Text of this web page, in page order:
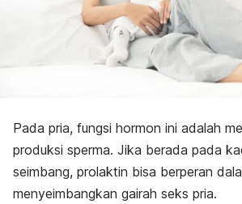
Pada pria, fungsi hormon ini adalah
produksi sperma. Jika berada pada
seimbang, prolaktin bisa berperan
menyeimbangkan gairah seks pria.